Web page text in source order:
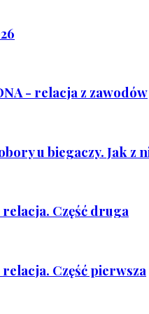
- relacja z zawodów
u biegaczy. Jak z
Część druga
Część pierwsza